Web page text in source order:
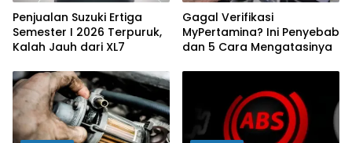
Penjualan Suzuki Ertiga
Semester I 2026 Terpuruk,
Kalah Jauh dari XL7
Gagal Verifikasi
MyPertamina? Ini Penyebab
dan 5 Cara Mengatasinya